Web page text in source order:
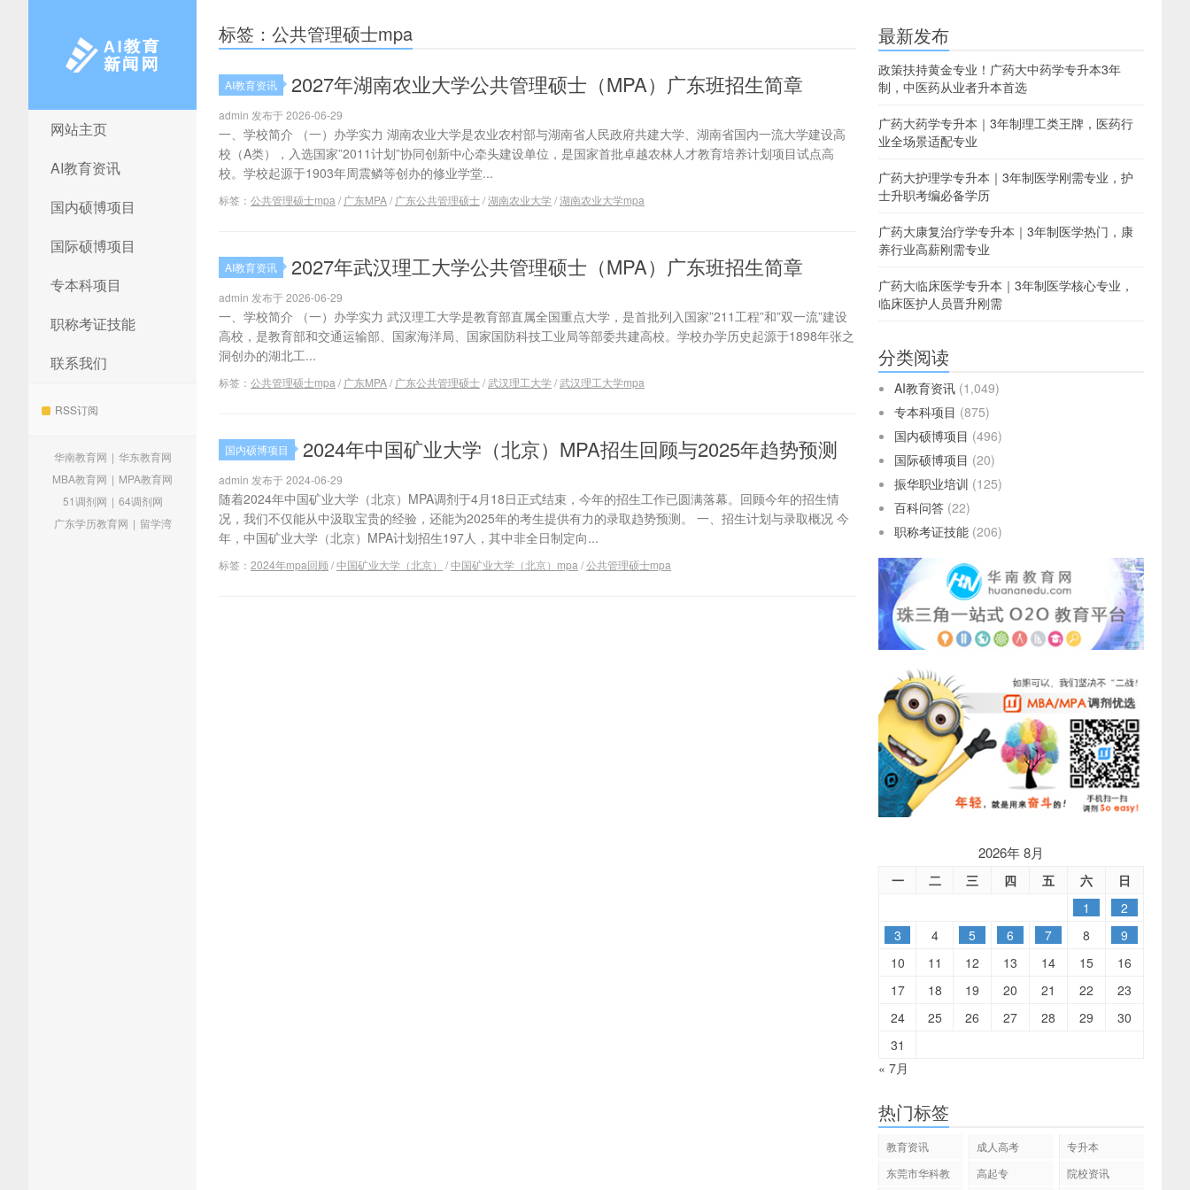
AI教育新闻网
网站主页
AI教育资讯
国内硕博项目
国际硕博项目
专本科项目
职称考证技能
联系我们
RSS订阅
华南教育网 | 华东教育网
MBA教育网 | MPA教育网
51调剂网 | 64调剂网
广东学历教育网 | 留学湾
标签：公共管理硕士mpa
AI教育资讯 2027年湖南农业大学公共管理硕士（MPA）广东班招生简章
admin 发布于 2026-06-29
一、学校简介 （一）办学实力 湖南农业大学是农业农村部与湖南省人民政府共建大学、湖南省国内一流大学建设高
校（A类），入选国家”2011计划”协同创新中心牵头建设单位，是国家首批卓越农林人才教育培养计划项目试点高
校。学校起源于1903年周震鳞等创办的修业学堂...
标签： 公共管理硕士mpa / 广东MPA/ 广东公共管理硕士/湖南农业大学/湖南农业大学mpa
AI教育资讯 2027年武汉理工大学公共管理硕士（MPA）广东班招生简章
admin 发布于 2026-06-29
一、学校简介 （一）办学实力 武汉理工大学是教育部直属全国重点大学，是首批列入国家”211工程”和”双一流”建设
高校，是教育部和交通运输部、国家海洋局、国家国防科技工业局等部委共建高校。学校办学历史起源于1898年张之
洞创办的湖北工...
标签： 公共管理硕士mpa / 广东MPA/ 广东公共管理硕士/武汉理工大学/武汉理工大学mpa
国内硕博项目 2024年中国矿业大学（北京）MPA招生回顾与2025年趋势预测
admin 发布于 2024-06-29
随着2024年中国矿业大学（北京）MPA调剂于4月18日正式结束，今年的招生工作已圆满落幕。回顾今年的招生情
况，我们不仅能从中汲取宝贵的经验，还能为2025年的考生提供有力的录取趋势预测。 一、招生计划与录取概况 今
年，中国矿业大学（北京）MPA计划招生197人，其中非全日制定向...
标签： 2024年mpa回顾 /中国矿业大学（北京） /中国矿业大学（北京）mpa /公共管理硕士mpa
最新发布
政策扶持黄金专业！广药大中药学专升本3年
制，中医药从业者升本首选
广药大药学专升本｜3年制理工类王牌，医药行
业全场景适配专业
广药大护理学专升本｜3年制医学刚需专业，护
士升职考编必备学历
广药大康复治疗学专升本｜3年制医学热门，康
养行业高薪刚需专业
广药大临床医学专升本｜3年制医学核心专业，
临床医护人员晋升刚需
分类阅读
AI教育资讯 (1,049)
专本科项目 (875)
国内硕博项目 (496)
国际硕博项目 (20)
振华职业培训 (125)
百科问答 (22)
职称考证技能 (206)
2026年 8月
一 二 三 四 五 六
日
1
2
3
4 5 6 7 8
9
10
11 12 13 14 15
16
17
18 19 20 21 22
23
24
25 26 27 28 29
30
31
« 7月
热门标签
教育资讯 成人高考
专升本
东莞市华科教
高起专 院校资讯